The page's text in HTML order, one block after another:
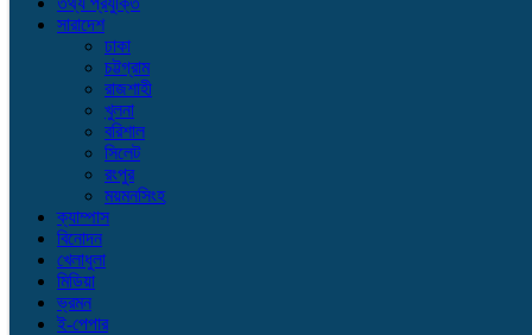
সারাদেশ
ঢাকা
চট্টগ্রাম
রাজশাহী
খুলনা
বরিশাল
সিলেট
রংপুর
ময়মনসিংহ
ক্যাম্পাস
বিনোদন
খেলাধুলা
মিডিয়া
ভ্রমন
ই-পেপার